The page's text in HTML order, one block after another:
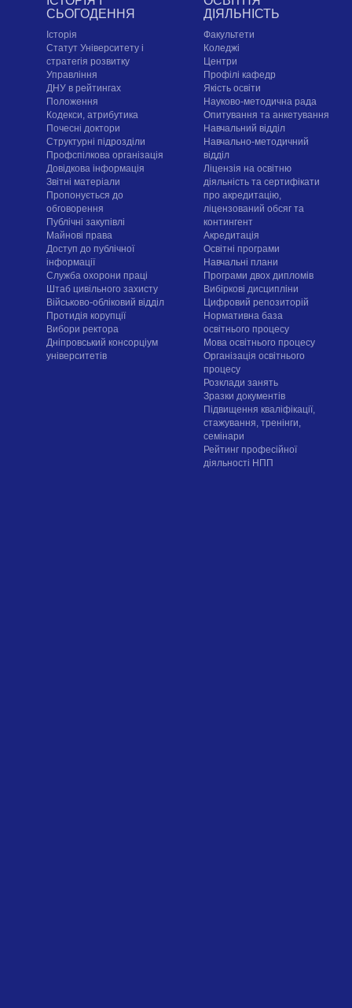
СЬОГОДЕННЯ
Історія
Статут Університету і
стратегія розвитку
Управління
ДНУ в рейтингах
Положення
Кодекси, атрибутика
Почесні доктори
Структурні підрозділи
Профспілкова організація
Довідкова інформація
Звітні матеріали
Пропонується до
обговорення
Публічні закупівлі
Майнові права
Доступ до публічної
інформації
Служба охорони праці
Штаб цивільного захисту
Військово-обліковий відділ
Протидія корупції
Вибори ректора
Дніпровський консорціум
університетів
ДІЯЛЬНІСТЬ
Факультети
Коледжі
Центри
Профілі кафедр
Якість освіти
Науково-методична рада
Опитування та анкетування
Навчальний відділ
Навчально-методичний
відділ
Ліцензія на освітню
діяльність та сертифікати
про акредитацію,
ліцензований обсяг та
контингент
Акредитація
Освітні програми
Навчальні плани
Програми двох дипломів
Вибіркові дисципліни
Цифровий репозиторій
Нормативна база
освітнього процесу
Мова освітнього процесу
Організація освітнього
процесу
Розклади занять
Зразки документів
Підвищення кваліфікації,
стажування, тренінги,
семінари
Рейтинг професійної
діяльності НПП